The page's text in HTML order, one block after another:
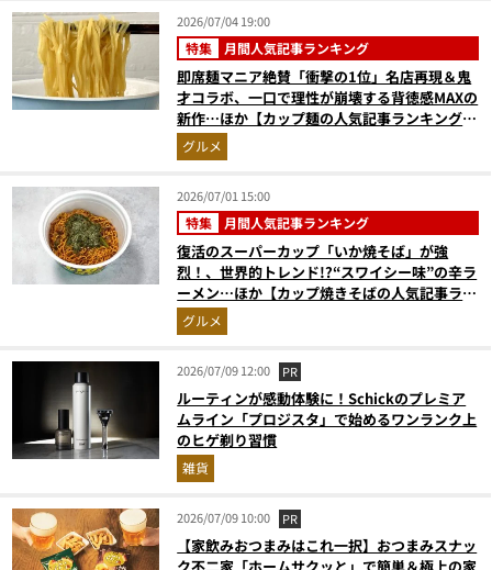
2026/07/04 19:00
特集 月間人気記事ランキング
即席麺マニア絶賛「衝撃の1位」名店再現＆鬼
才コラボ、一口で理性が崩壊する背徳感MAXの
新作…ほか【カップ麺の人気記事ランキングベ
スト3】（2026年5月版）
グルメ
2026/07/01 15:00
特集 月間人気記事ランキング
復活のスーパーカップ「いか焼そば」が強
烈！、世界的トレンド!?“スワイシー味”の辛ラ
ーメン…ほか【カップ焼きそばの人気記事ラン
キングベスト3】（2026年5月版）
グルメ
2026/07/09 12:00 PR
ルーティンが感動体験に！Schickのプレミア
ムライン「プロジスタ」で始めるワンランク上
のヒゲ剃り習慣
雑貨
2026/07/09 10:00 PR
【家飲みおつまみはこれ一択】おつまみスナッ